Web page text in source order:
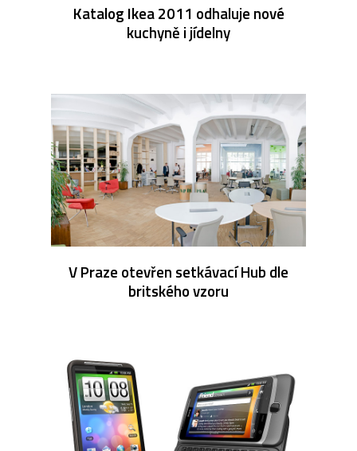
Katalog Ikea 2011 odhaluje nové
kuchyně i jídelny
V Praze otevřen setkávací Hub dle
britského vzoru